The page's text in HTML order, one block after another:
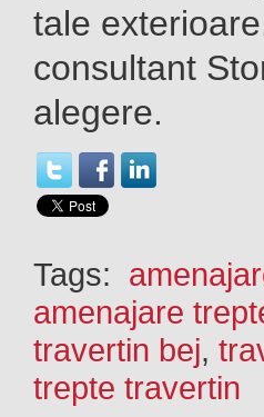
tale exterioar
consultant
alegere.
Tags:
amenajare
travertin bej,
trepte travertin